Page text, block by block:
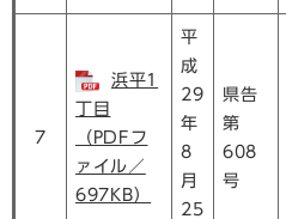
7
浜平1
丁目
（PDFフ
ァイル／
697KB）
平
成
29
年
8
月
25
県告
第
608
号